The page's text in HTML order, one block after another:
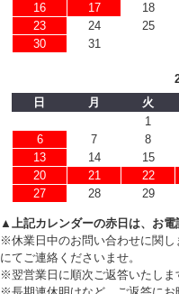
16
17 18
23
24 25
30
31
日
月 火
1
6
7 8
13
14 15
20
21 22
27
28 29
▲上記カレンダーの赤日は、お電
※休業日中のお問い合わせに関
にてご連絡くださいませ。
※翌営業日に順次ご返答いたしま